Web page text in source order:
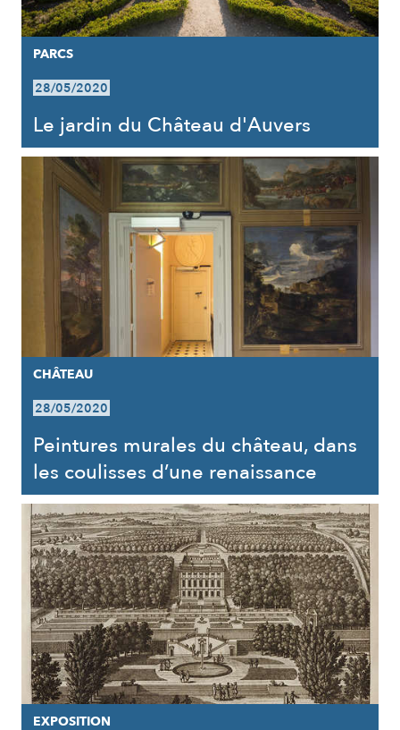
PARCS
28/05/2020
Le jardin du Château d'Auvers
CHÂTEAU
28/05/2020
Peintures murales du château, dans
les coulisses d’une renaissance
EXPOSITION